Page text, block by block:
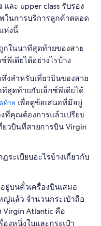
ละ upper class รับรอง
นการบริการลูกค้าตลอด
ห่งนี้
กในนาทีสุดท้ายของสาย
พีเดียได้อย่างไรบ้าง
งสำหรับเที่ยวบินของสาย
สุดท้ายกับเอ็กซ์พีเดียได้
ท้าย เพื่อดูข้อเสนอที่มีอยู่
ที่คุณต้องการแล้วเปรียบ
วบินที่สายการบิน Virgin
ระเบียบอะไรบ้างเกี่ยวกับ
ยู่บนตั๋วเครื่องบินเสมอ
ญ่แล้ว จำนวนกระเป๋าถือ
Virgin Atlantic คือ
องหนึ่งใบและกระเป๋า